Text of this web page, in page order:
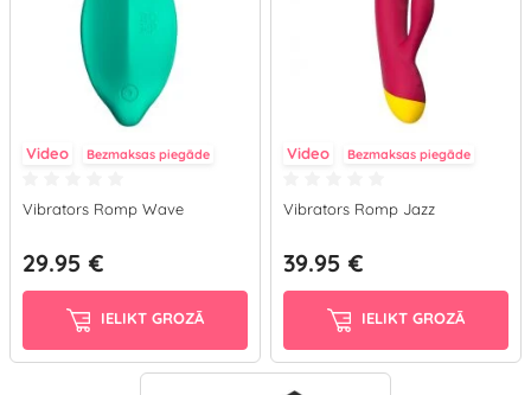
Video Bezmaksas piegāde
Vibrators Romp Wave
29.95 €
IELIKT GROZĀ
Video Bezmaksas piegāde
Vibrators Romp Jazz
39.95 €
IELIKT GROZĀ